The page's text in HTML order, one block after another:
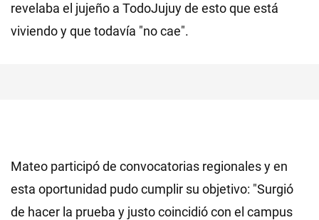
revelaba el jujeño a TodoJujuy de esto que está
viviendo y que todavía "no cae".
Mateo participó de convocatorias regionales y en
esta oportunidad pudo cumplir su objetivo: "Surgió
de hacer la prueba y justo coincidió con el campus